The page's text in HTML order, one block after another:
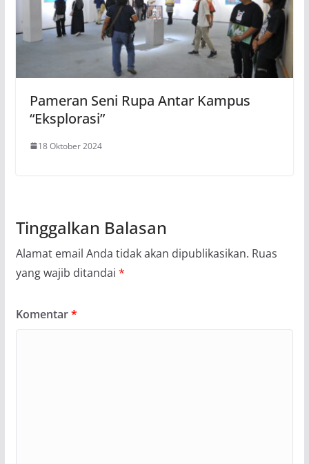
Pameran Seni Rupa Antar Kampus
“Eksplorasi”
18 Oktober 2024
Tinggalkan Balasan
Alamat email Anda tidak akan dipublikasikan. Ruas
yang wajib ditandai *
Komentar*